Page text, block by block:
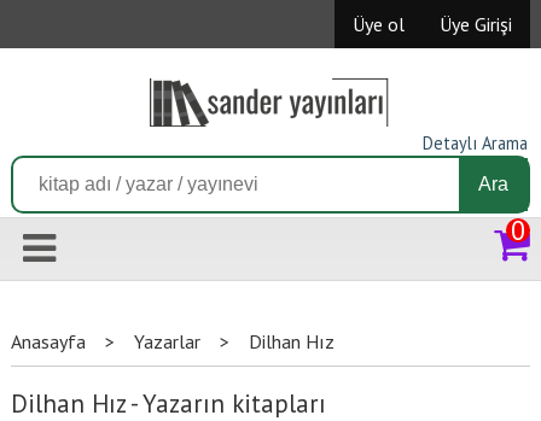
Üye ol Üye Girişi
Ara
Detaylı Arama
0
Anasayfa > Yazarlar > Dilhan Hız
Dilhan Hız - Yazarın kitapları